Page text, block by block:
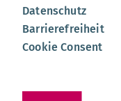
Datenschutz
Barrierefreiheit
Cookie Consent